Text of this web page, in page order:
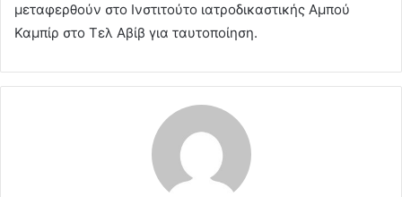
μεταφερθούν στο Ινστιτούτο ιατροδικαστικής Αμπού
Καμπίρ στο Τελ Αβίβ για ταυτοποίηση.